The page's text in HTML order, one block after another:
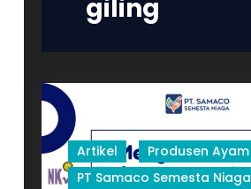
giling
Artikel
Produsen Ayam
PT Samaco Semesta Niaga